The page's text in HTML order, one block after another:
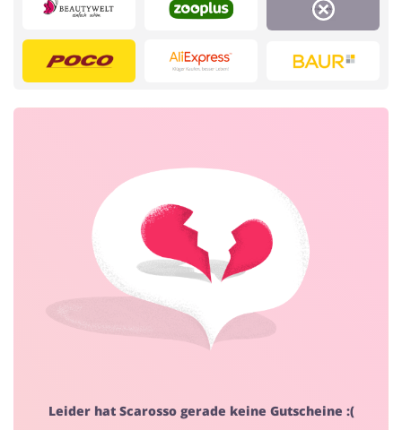
Elektronik
Dienstleistungen,
Finanzen &
Mobilfunknetze
Kinderartikel & Spielzeug
Bücher, Medien, Software
Erotik
Beauty & Gesundheit
Leider hat Scarosso gerade keine Gutscheine :(